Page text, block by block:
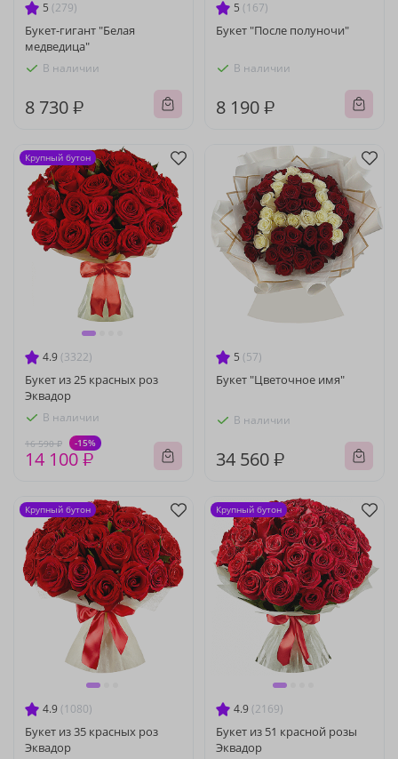
5 (279)
Букет-гигант "Белая
медведица"
В наличии
8 730 ₽
5 (167)
Букет "После полуночи"
В наличии
8 190 ₽
4.9 (3322)
Букет из 25 красных роз
Эквадор
В наличии
16 590 ₽ -15%
14 100 ₽
Крупный бутон
5 (57)
Букет "Цветочное имя"
В наличии
34 560 ₽
4.9 (1080)
Букет из 35 красных роз
Эквадор
Крупный бутон
4.9 (2169)
Букет из 51 красной розы
Эквадор
Крупный бутон